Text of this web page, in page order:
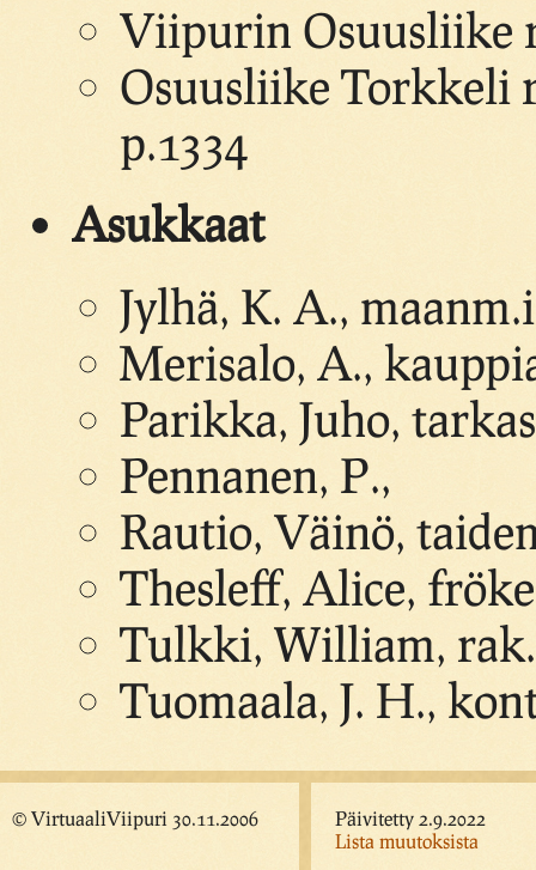
Viipurin Osuusliike
Osuusliike Torkkeli
p.1334
Asukkaat
Jylhä, K. A.,
Merisalo, A.,
Parikka, Juho,
Pennanen, P.,
Rautio, Väinö,
Thesleff, Alice,
Tulkki, William,
Tuomaala, J. H.,
© VirtuaaliViipuri 30.11.2006
Päivitetty 2.9.2022
Lista muutoksista